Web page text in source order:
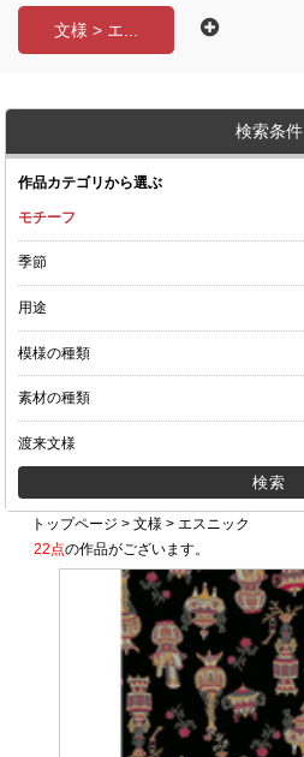
文様 > エ...
検索条件
作品カテゴリから選ぶ
モチーフ
季節
用途
模様の種類
素材の種類
渡来文様
トップページ >文様 > エスニック
22点の作品がございます。